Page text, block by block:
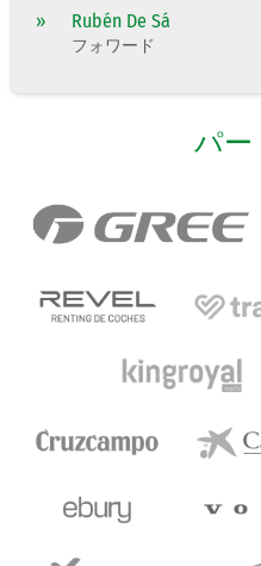
» Rubén De Sá
フォワード
パー